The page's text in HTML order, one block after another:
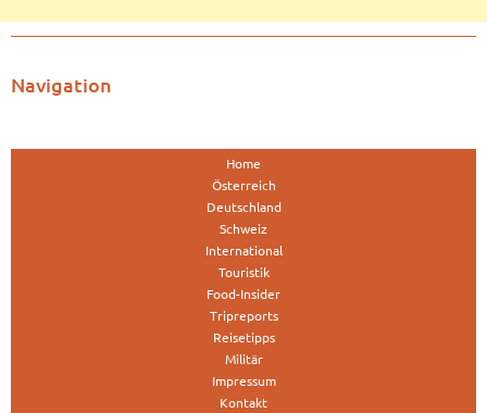
Navigation
Home
Österreich
Deutschland
Schweiz
International
Touristik
Food-Insider
Tripreports
Reisetipps
Militär
Impressum
Kontakt